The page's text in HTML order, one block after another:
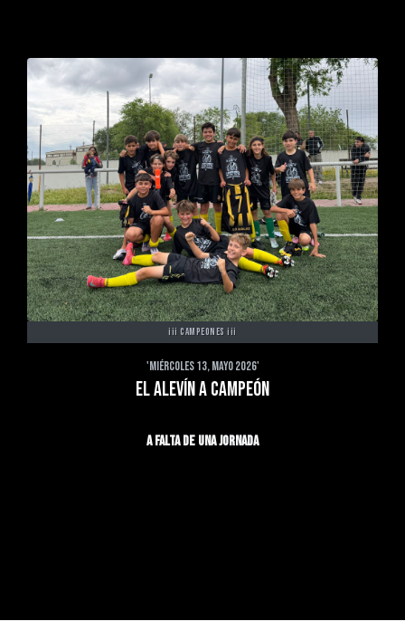
¡¡¡ CAMPEONES ¡¡¡
'MIÉRCOLES 13, MAYO 2026'
EL ALEVÍN A CAMPEÓN
A FALTA DE UNA JORNADA